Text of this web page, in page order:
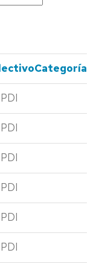
Categoría
PDI
PDI
PDI
PDI
PDI
PDI